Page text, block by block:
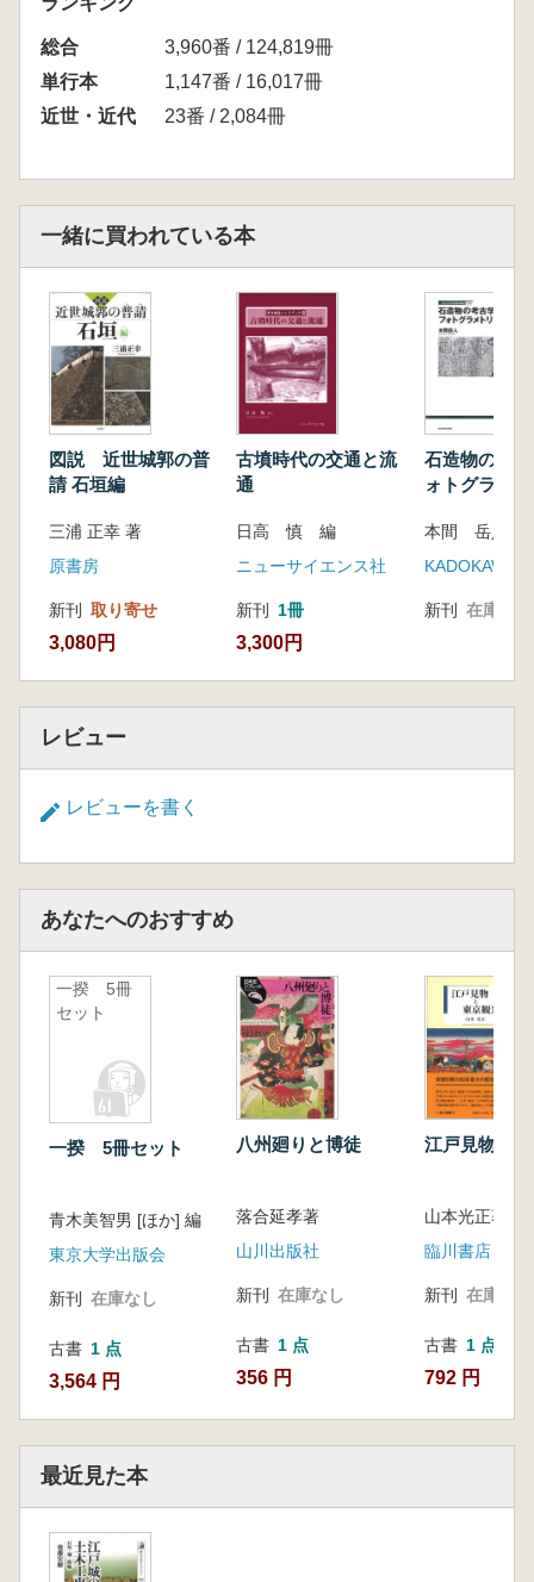
江戸城惣構の完成
江戸城築城による城下町整備
外堀建設と城下町整備
江戸城外堀普請以後の水辺環境と維持管理
築城後の江戸城の改変
総合
3,960番 / 124,819冊
単行本
1,147番 / 16,017冊
近世・近代
23番 / 2,084冊
一緒に買われている本
図説 近世城郭の普
請 石垣編
三浦 正幸 著
原書房
新刊 取り寄せ
3,080円
古墳時代の交通と流
通
日高 慎 編
ニューサイエンス社
新刊 1冊
3,300円
石造物の考
ォトグラメ
本間 岳人 著
KADOKAWA
新刊 在庫なし
レビュー
レビューを書く
あなたへのおすすめ
一揆 5冊
セット
一揆 5冊セット
青木美智男 [ほか] 編
東京大学出版会
新刊 在庫なし
古書 1 点
3,564 円
八州廻りと博徒
落合延孝著
山川出版社
新刊 在庫なし
古書 1 点
356 円
江戸見物と
山本光正著
臨川書店
新刊 在庫なし
古書 1 点
792 円
最近見た本